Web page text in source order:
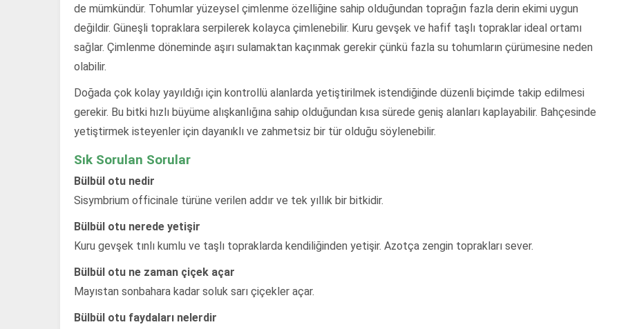
de mümkündür. Tohumlar yüzeysel çimlenme özelliğine sahip olduğundan toprağın fazla derin ekimi uygun
değildir. Güneşli topraklara serpilerek kolayca çimlenebilir. Kuru gevşek ve hafif taşlı topraklar ideal ortamı
sağlar. Çimlenme döneminde aşırı sulamaktan kaçınmak gerekir çünkü fazla su tohumların çürümesine neden
olabilir.
Doğada çok kolay yayıldığı için kontrollü alanlarda yetiştirilmek istendiğinde düzenli biçimde takip edilmesi
gerekir. Bu bitki hızlı büyüme alışkanlığına sahip olduğundan kısa sürede geniş alanları kaplayabilir. Bahçesinde
yetiştirmek isteyenler için dayanıklı ve zahmetsiz bir tür olduğu söylenebilir.
Sık Sorulan Sorular
Bülbül otu nedir
Sisymbrium officinale türüne verilen addır ve tek yıllık bir bitkidir.
Bülbül otu nerede yetişir
Kuru gevşek tınlı kumlu ve taşlı topraklarda kendiliğinden yetişir. Azotça zengin toprakları sever.
Bülbül otu ne zaman çiçek açar
Mayıstan sonbahara kadar soluk sarı çiçekler açar.
Bülbül otu faydaları nelerdir